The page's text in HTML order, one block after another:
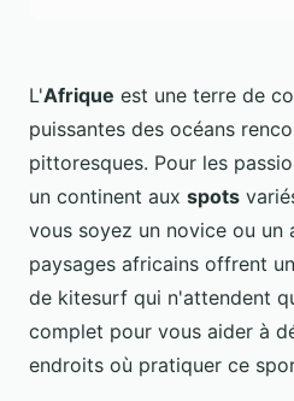
L'Afrique est une terre de
puissantes des océans
pittoresques. Pour les
un continent aux spots
vous soyez un novice ou un
paysages africains offrent
de kitesurf qui n'attendent
complet pour vous aider à
endroits où pratiquer ce